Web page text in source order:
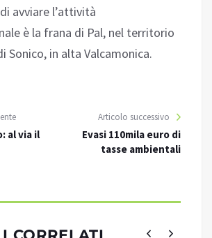
avviare l’attività
è la frana di Pal, nel territorio
Sonico, in alta Valcamonica.
al via il
Articolo successivo
Evasi 110mila euro di
tasse ambientali